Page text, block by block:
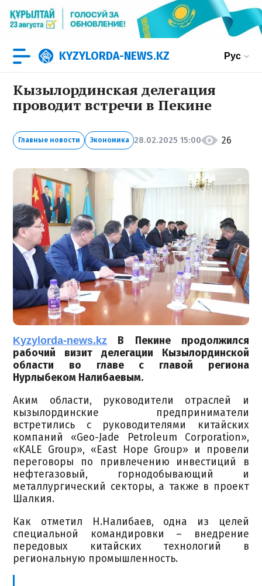
KYZYLORDA-NEWS.KZ Рус
Кызылординская делегация
проводит встречи в Пекине
Главные новости Экономика 28.02.2025 15:00 26
Kyzylorda-news.kz
В Пекине продолжился
рабочий визит делегации Кызылординской
области во главе с главой региона
Нурлыбеком Налибаевым.
Аким области, руководители отраслей и
кызылординские предприниматели
встретились с руководителями китайских
компаний «Geo-Jade Petroleum Corporation»,
«KALE Group», «East Hope Group» и провели
переговоры по привлечению инвестиций в
нефтегазовый, горнодобывающий и
металлургический секторы, а также в проект
Шалкия.
Как отметил Н.Налибаев, одна из целей
специальной командировки – внедрение
передовых китайских технологий в
региональную промышленность.